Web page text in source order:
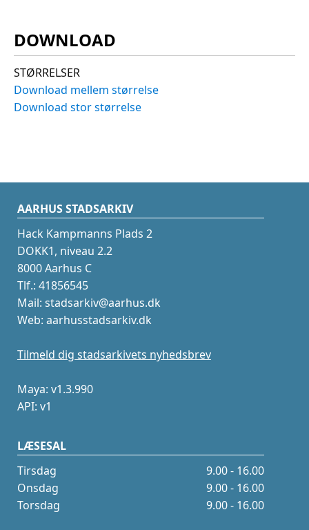
DOWNLOAD
STØRRELSER
Download mellem størrelse
Download stor størrelse
AARHUS STADSARKIV
Hack Kampmanns Plads 2
DOKK1, niveau 2.2
8000 Aarhus C
Tlf.: 41856545
Mail: stadsarkiv@aarhus.dk
Web: aarhusstadsarkiv.dk
Tilmeld dig stadsarkivets nyhedsbrev
Maya: v1.3.990
API: v1
LÆSESAL
Tirsdag
9.00 - 16.00
Onsdag
9.00 - 16.00
Torsdag
9.00 - 16.00